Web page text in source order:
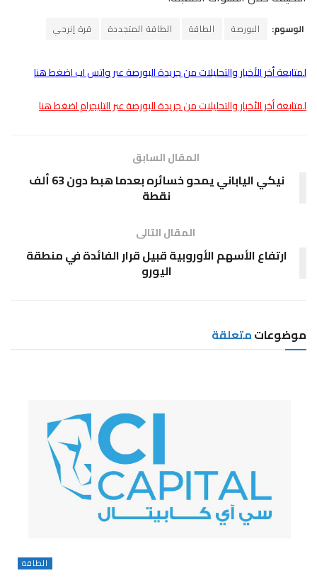
الوسوم: البورصة الطاقة الطاقة المتجددة قرة إنرجي
لمتابعة أخر الأخبار والتحليلات من جريدة البورصة عبر واتس اب اضغط هنا
لمتابعة أخر الأخبار والتحليلات من جريدة البورصة عبر التليجرام اضغط هنا
المقال السابق
نيكي الياباني يمحو خسائره بعدما هبط دون 63 ألف
نقطة
المقال التالى
ارتفاع الأسهم الأوروبية قبيل قرار الفائدة في منطقة
اليورو
موضوعاتمتعلقة
الطاقة